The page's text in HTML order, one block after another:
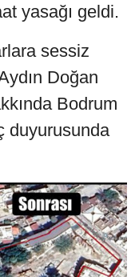
yasağı geldi.
sessiz
Doğan
Bodrum
duyurusunda